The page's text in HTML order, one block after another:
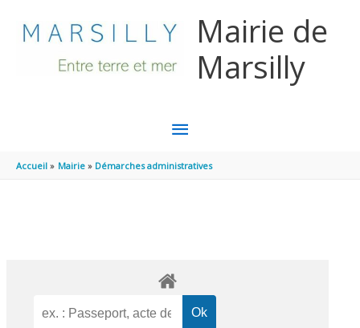
Mairie de
Marsilly
MENU
PRINCIPAL
Accueil Mairie Démarches administratives